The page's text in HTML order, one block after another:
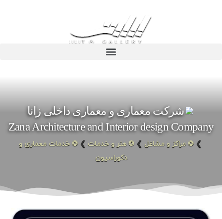
شرکت معماری و معماری داخلی زانا
Zana Architecture and Interior design Company
❯ ❂ مراکز و مشاغل ❯ ❂ هنر و خدمات ❯ ❂ خدمات معماری و
دکوراسیون